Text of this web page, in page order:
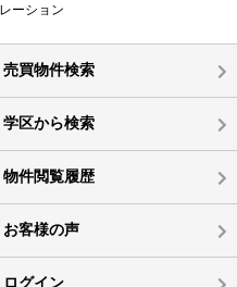
ーション
売買物件検索
学区から検索
物件閲覧履歴
お客様の声
ログイン